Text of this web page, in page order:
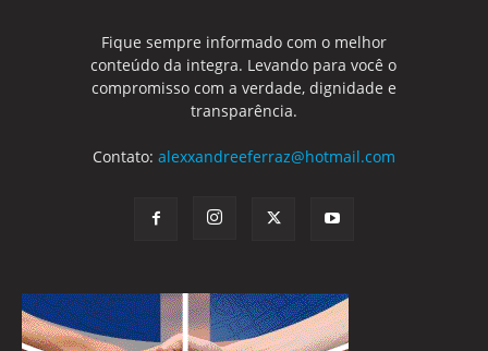
Fique sempre informado com o melhor
conteúdo da integra. Levando para você o
compromisso com a verdade, dignidade e
transparência.
Contato: alexxandreeferraz@hotmail.com